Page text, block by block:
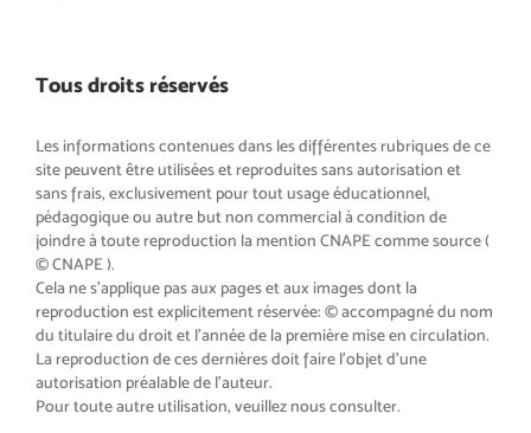
Tous droits réservés
Les informations contenues dans les différentes rubriques de ce
site peuvent être utilisées et reproduites sans autorisation et
sans frais, exclusivement pour tout usage éducationnel,
pédagogique ou autre but non commercial à condition de
joindre à toute reproduction la mention CNAPE comme source (
© CNAPE ).
Cela ne s’applique pas aux pages et aux images dont la
reproduction est explicitement réservée: © accompagné du nom
du titulaire du droit et l’année de la première mise en circulation.
La reproduction de ces dernières doit faire l’objet d’une
autorisation préalable de l’auteur.
Pour toute autre utilisation, veuillez nous consulter.